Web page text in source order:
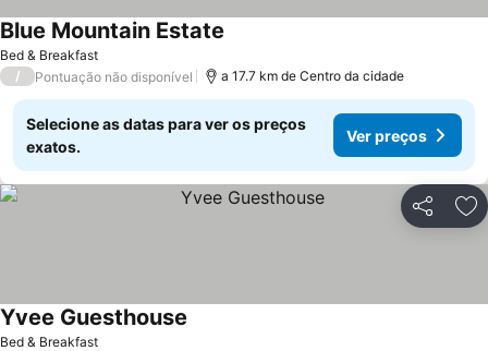
Bed & Breakfast
Blue Mountain Estate
/ Pontuação não disponível a 17.7 km de Centro da cidade
Selecione as datas para ver os preços
exatos.
Ver preços
Partilhar
Bed & Breakfast
Yvee Guesthouse